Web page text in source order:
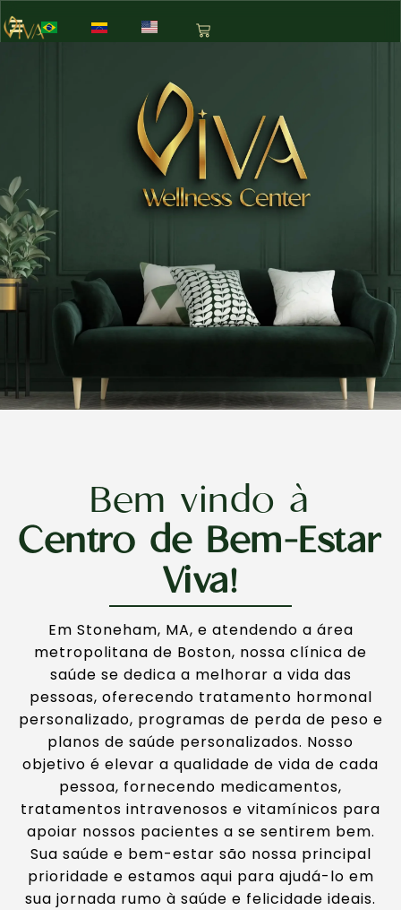
Bem vindo à
Centro de Bem-Estar
Viva!
Em Stoneham, MA, e atendendo a área
metropolitana de Boston, nossa clínica de
saúde se dedica a melhorar a vida das
pessoas, oferecendo tratamento hormonal
personalizado, programas de perda de peso e
planos de saúde personalizados. Nosso
objetivo é elevar a qualidade de vida de cada
pessoa, fornecendo medicamentos,
tratamentos intravenosos e vitamínicos para
apoiar nossos pacientes a se sentirem bem.
Sua saúde e bem-estar são nossa principal
prioridade e estamos aqui para ajudá-lo em
sua jornada rumo à saúde e felicidade ideais.